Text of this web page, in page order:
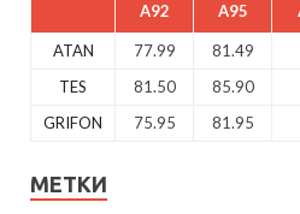
A92 A95
ATAN 77.99 81.49
TES
81.50 85.90
GRIFON
75.95 81.95
МЕТКИ